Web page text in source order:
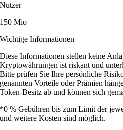
Nutzer
150 Mio
Wichtige Informationen
Diese Informationen stellen keine
Kryptowährungen ist riskant und
Bitte prüfen Sie Ihre persönliche
genannten Vorteile oder Prämien
Token-Besitz ab und können sich
*0 % Gebühren bis zum Limit der
und weitere Kosten sind möglich.